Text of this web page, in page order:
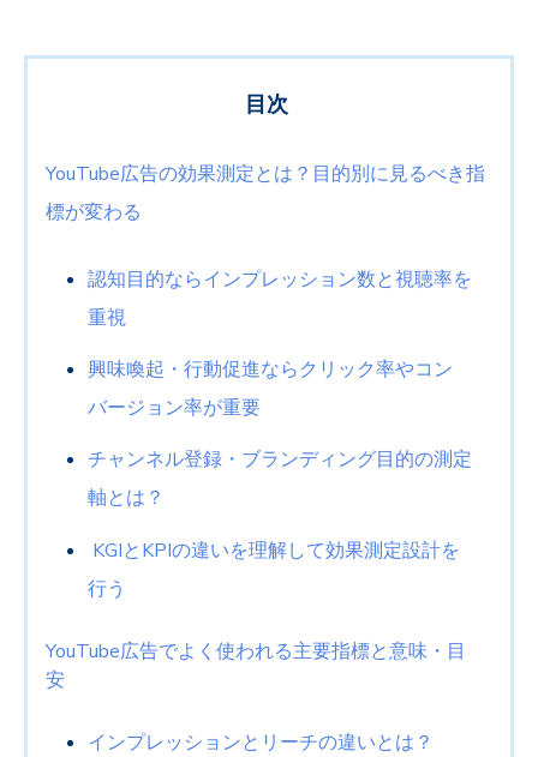
目次
YouTube広告の効果測定とは？目的別に見るべき指
標が変わる
認知目的ならインプレッション数と視聴率を
重視
興味喚起・行動促進ならクリック率やコン
バージョン率が重要
チャンネル登録・ブランディング目的の測定
軸とは？
KGIとKPIの違いを理解して効果測定設計を
行う
YouTube広告でよく使われる主要指標と意味・目
安
インプレッションとリーチの違いとは？